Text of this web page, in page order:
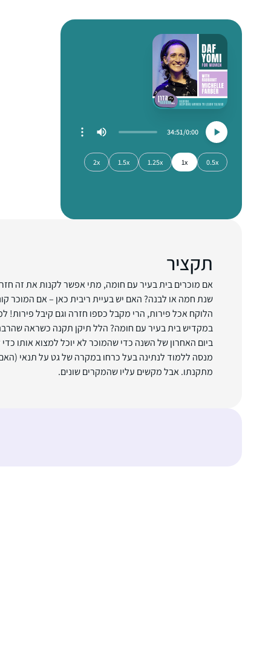
0:00
34:51
0.5x
1x
1.25x
1.5x
2x
תקציר
אם מוכרים בית בעיר עם חומה, מתי אפשר לקנות את זה
שנת חמה או לבנה? האם יש בעיית ריבית כאן – אם המוכר
הלוקח אכל פירות, הרי מקבל כספו חזרה וגם קיבל פירות!
במקדיש בית בעיר עם חומה? הלל תיקן תקנה כשראה
ביום האחרון של השנה כדי שהמוכר לא יוכל למצוא אותו
מנסה ללמוד לנתינה בעל כרחו במקרה של גט על תנאי
מתקנתו. אבל מקשים עליו שהמקרים שונים.